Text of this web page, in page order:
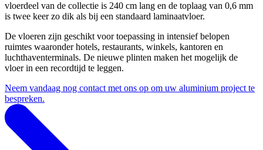
vloerdeel van de collectie is 240 cm lang en de toplaag van 0,6 mm
is twee keer zo dik als bij een standaard laminaatvloer.
De vloeren zijn geschikt voor toepassing in intensief belopen
ruimtes waaronder hotels, restaurants, winkels, kantoren en
luchthaventerminals. De nieuwe plinten maken het mogelijk de
vloer in een recordtijd te leggen.
Neem vandaag nog contact met ons op om uw aluminium project te
bespreken.